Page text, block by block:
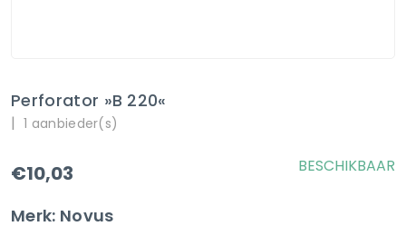
Perforator »B 220«
| 1 aanbieder(s)
€10,03
Merk: Novus
BESCHIKBAAR